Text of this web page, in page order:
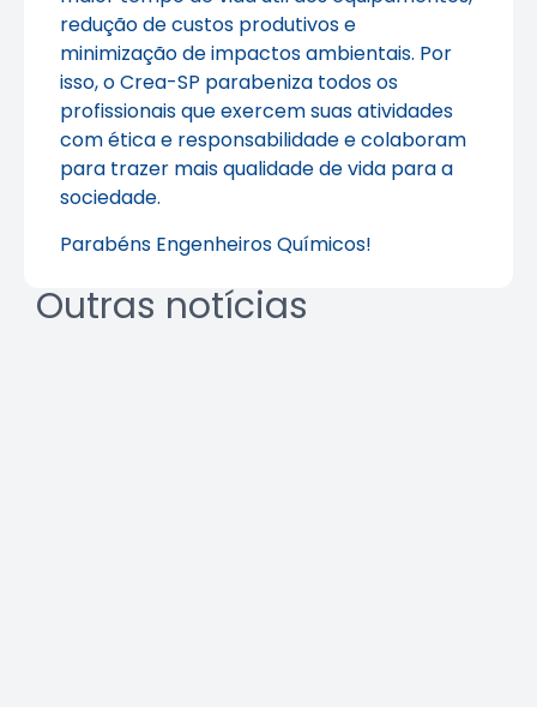
redução de custos produtivos e
minimização de impactos ambientais. Por
isso, o Crea-SP parabeniza todos os
profissionais que exercem suas atividades
com ética e responsabilidade e colaboram
para trazer mais qualidade de vida para a
sociedade.
Parabéns Engenheiros Químicos!
Outras notícias